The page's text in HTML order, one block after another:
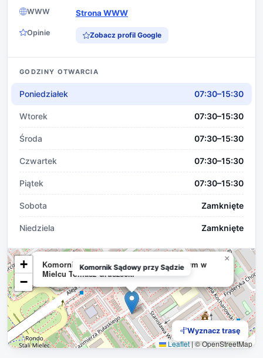
WWW Strona WWW
Opinie Zobacz profil Google
GODZINY OTWARCIA
Poniedziałek 07:30–15:30
Wtorek 07:30–15:30
Środa 07:30–15:30
Czwartek 07:30–15:30
Piątek 07:30–15:30
Sobota Zamknięte
Niedziela Zamknięte
Komornik Sądowy przy Sądzie Rejonowym w
Mielcu Tomasz Gruszecki
×
+
−
Leaflet|© OpenStreetMap
Komornik Sądowy przy Sądzie
Wyznacz trasę